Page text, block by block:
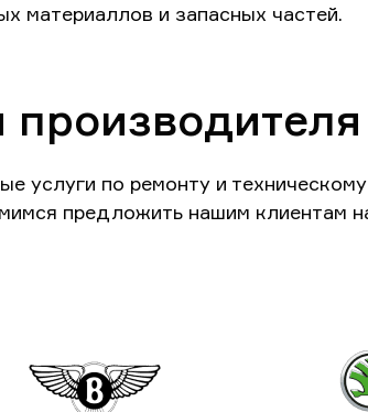
материаллов и запасных частей.
услуги по ремонту и
предложить нашим клиентам